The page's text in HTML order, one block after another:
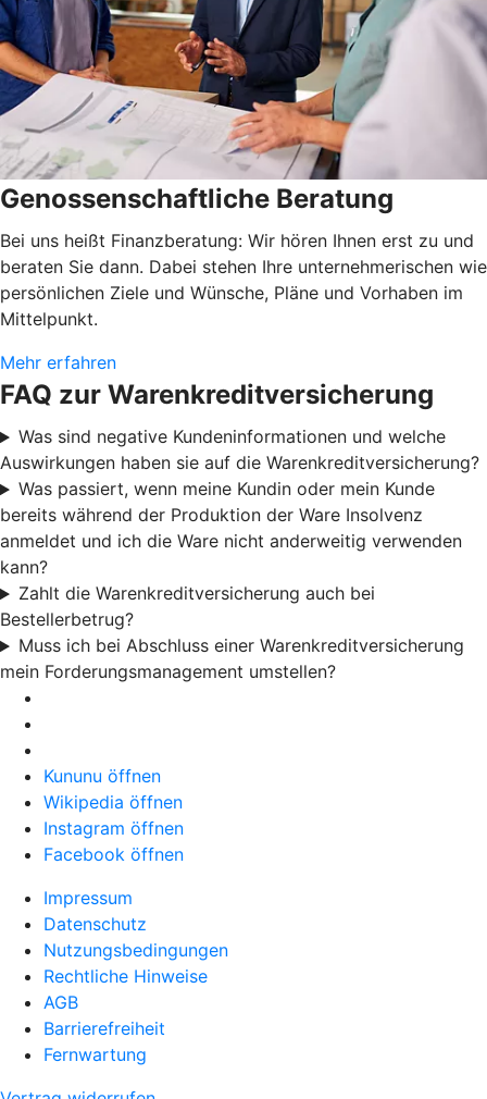
Genossenschaftliche Beratung
Bei uns heißt Finanzberatung: Wir hören Ihnen erst zu und
beraten Sie dann. Dabei stehen Ihre unternehmerischen wie
persönlichen Ziele und Wünsche, Pläne und Vorhaben im
Mittelpunkt.
Mehr erfahren
FAQ zur Warenkreditversicherung
Was sind negative Kundeninformationen und welche
Auswirkungen haben sie auf die Warenkreditversicherung?
Was passiert, wenn meine Kundin oder mein Kunde
bereits während der Produktion der Ware Insolvenz
anmeldet und ich die Ware nicht anderweitig verwenden
kann?
Zahlt die Warenkreditversicherung auch bei
Bestellerbetrug?
Muss ich bei Abschluss einer Warenkreditversicherung
mein Forderungsmanagement umstellen?
Kununu öffnen
Wikipedia öffnen
Instagram öffnen
Facebook öffnen
Impressum
Datenschutz
Nutzungsbedingungen
Rechtliche Hinweise
AGB
Barrierefreiheit
Fernwartung